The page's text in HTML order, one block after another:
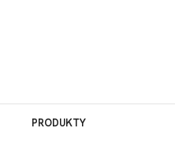
PRODUKTY